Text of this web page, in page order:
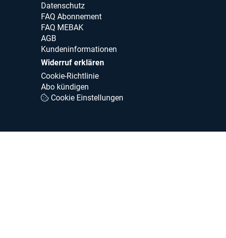
Datenschutz
FAQ Abonnement
FAQ MEBAK
AGB
Kundeninformationen
Widerruf erklären
Cookie-Richtlinie
Abo kündigen
Cookie Einstellungen